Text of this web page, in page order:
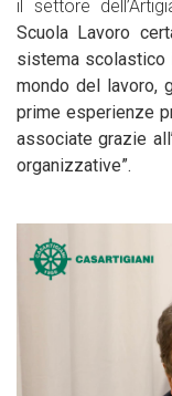
il settore
Scuola Lavoro
sistema scolastico
mondo del lavoro,
prime esperienze
associate grazie
organizzative”.